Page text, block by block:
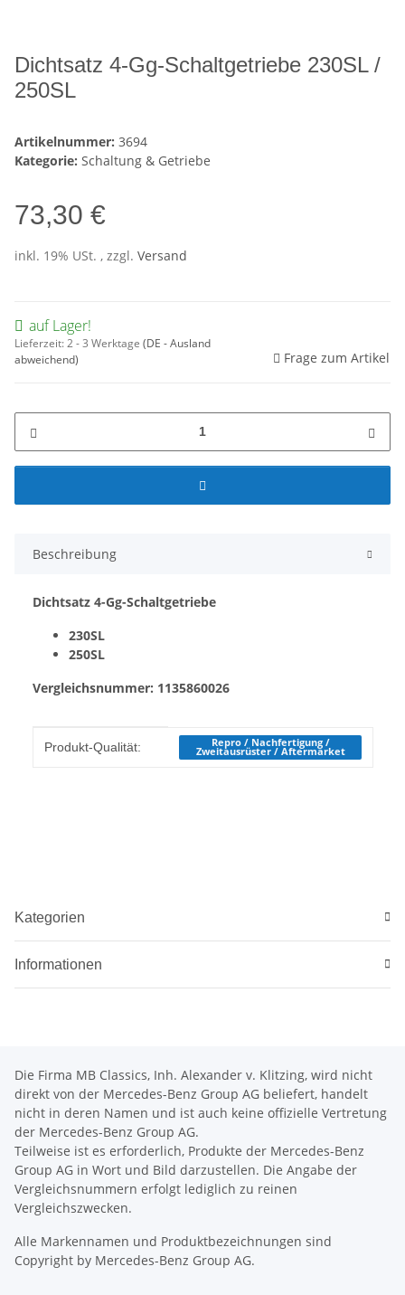
Dichtsatz 4-Gg-Schaltgetriebe 230SL /
250SL
Artikelnummer: 3694
Kategorie: Schaltung & Getriebe
73,30 €
inkl. 19% USt. , zzgl. Versand
auf Lager!
Lieferzeit:2 - 3 Werktage (DE - Ausland
abweichend)
Frage zum Artikel
Beschreibung
Dichtsatz 4-Gg-Schaltgetriebe
230SL
250SL
Vergleichsnummer: 1135860026
Produkteigenschaft
Wert
Produkt-Qualität: Repro / Nachfertigung /
Zweitausrüster / Aftermarket
Kategorien
Informationen
Die Firma MB Classics, Inh. Alexander v. Klitzing, wird nicht
direkt von der Mercedes-Benz Group AG beliefert, handelt
nicht in deren Namen und ist auch keine offizielle Vertretung
der Mercedes-Benz Group AG.
Teilweise ist es erforderlich, Produkte der Mercedes-Benz
Group AG in Wort und Bild darzustellen. Die Angabe der
Vergleichsnummern erfolgt lediglich zu reinen
Vergleichszwecken.
Alle Markennamen und Produktbezeichnungen sind
Copyright by Mercedes-Benz Group AG.